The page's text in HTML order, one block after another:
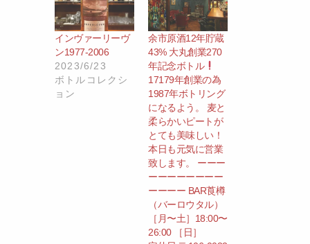
インヴァーリーヴ
ン1977-2006
2023/6/23
ボトルコレクシ
ョン
余市原酒12年貯蔵
43% 大丸創業270
年記念ボトル
17179年創業の為
1987年ボトリング
になるよう。 麦と
柔らかいピートが
とても美味しい！
本日も元気に営業
致します。 ーーー
ーーーーーーーー
ーーーー BAR莨樽
（バーロウタル）
［月〜土］18:00〜
26:00 ［日］